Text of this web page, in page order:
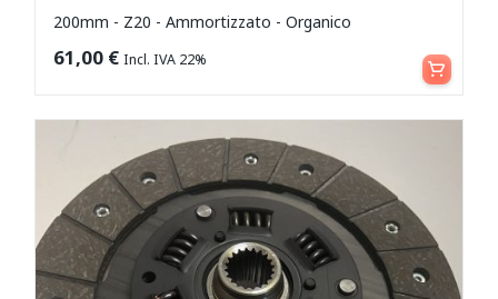
200mm - Z20 - Ammortizzato - Organico
61,00 € Incl. IVA 22% Aggiungi al carrello